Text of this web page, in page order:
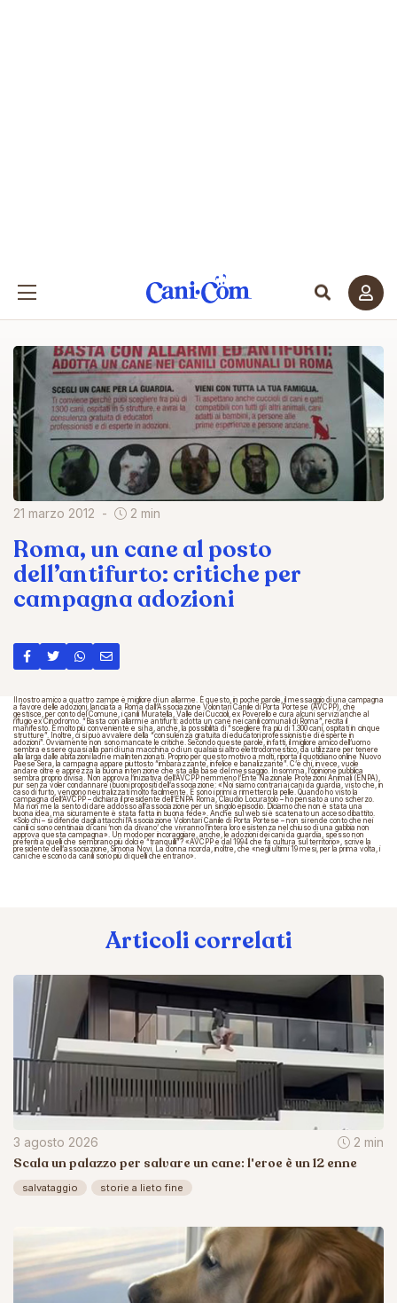
21 marzo 2012 2 min
Roma, un cane al posto
dell’antifurto: critiche per
campagna adozioni
Il nostro amico a quattro zampe è migliore di un allarme. Ѐ questo, in poche parole, il messaggio di una campagna
a favore delle adozioni, lanciata a Roma dall’Associazione Volontari Canile di Porta Portese (AVCPP), che
gestisce, per conto del Comune, i canili Muratella, Valle dei Cuccioli, ex Poverello e cura alcuni servizi anche al
rifugio ex Cinodromo. “Basta con allarmi e antifurti: adotta un cane nei canili comunali di Roma”, recita il
manifesto. È molto più conveniente e si ha, anche, la possibilità di “scegliere fra più di 1.300 cani, ospitati in cinque
strutture”. Inoltre, ci si può avvalere della “consulenza gratuita di educatori professionisti e di esperte in
adozioni”. Ovviamente non sono mancate le critiche. Secondo queste parole, infatti, il migliore amico dell’uomo
sembra essere quasi alla pari di una macchina o di un qualsiasi altro elettrodomestico, da utilizzare per tenere
alla larga dalle abitazioni ladri e malintenzionati. Proprio per questo motivo a molti, riporta il quotidiano online Nuovo
Paese Sera, la campagna appare piuttosto “imbarazzante, infelice e banalizzante”. C’è chi, invece, vuole
andare oltre e apprezza la buona intenzione che sta alla base del messaggio. Insomma, l’opinione pubblica
sembra proprio divisa. Non approva l’iniziativa dell’AVCPP nemmeno l’Ente Nazionale Protezioni Animali (ENPA),
pur senza voler condannare i buoni propositi dell’associazione: «Noi siamo contrari ai cani da guardia, visto che, in
caso di furto, vengono neutralizzati molto facilmente. E sono i primi a rimetterci la pelle. Quando ho visto la
campagna dell’AVCPP – dichiara il presidente dell’ENPA Roma, Claudio Locuratolo – ho pensato a uno scherzo.
Ma non me la sento di dare addosso all’associazione per un singolo episodio. Diciamo che non è stata una
buona idea, ma sicuramente è stata fatta in buona fede». Anche sul web si è scatenato un acceso dibattito.
«Solo chi – si difende dagli attacchi l’Associazione Volontari Canile di Porta Portese – non si rende conto che nei
canili ci sono centinaia di cani ‘non da divano’ che vivranno l’intera loro esistenza nel chiuso di una gabbia non
approva questa campagna». Un modo per incoraggiare, anche, le adozioni dei cani da guardia, spesso non
preferiti a quelli che sembrano più dolci e “tranquilli”? «AVCPP è dal 1994 che fa cultura sul territorio», scrive la
presidente dell’associazione, Simona Novi. La donna ricorda, inoltre, che «negli ultimi 19 mesi, per la prima volta, i
cani che escono da canili sono più di quelli che entrano».
Articoli correlati
3 agosto 2026 2 min
Scala un palazzo per salvare un cane: l'eroe è un 12 enne
salvataggio storie a lieto fine